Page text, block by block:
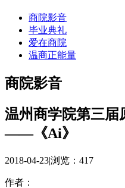
商院影音
毕业典礼
爱在商院
温商正能量
商院影音
温州商学院第三届
——《Ai》
2018-04-23|浏览： 417
作者：